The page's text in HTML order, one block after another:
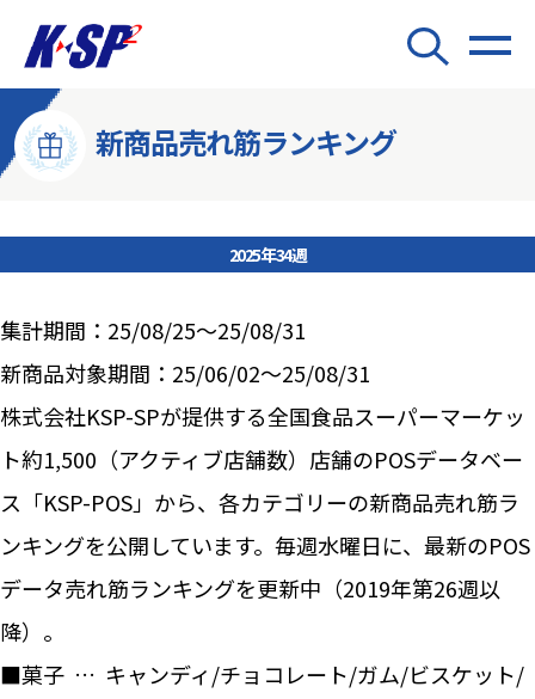
新商品売れ筋ランキング
2025年34週
集計期間：25/08/25～25/08/31
新商品対象期間：25/06/02～25/08/31
株式会社KSP-SPが提供する全国食品スーパーマーケッ
ト約1,500（アクティブ店舗数）店舗のPOSデータベー
ス「KSP-POS」から、各カテゴリーの新商品売れ筋ラ
ンキングを公開しています。毎週水曜日に、最新のPOS
データ売れ筋ランキングを更新中（2019年第26週以
降）。
■菓子 … キャンディ/チョコレート/ガム/ビスケット/